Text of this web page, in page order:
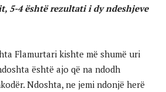
5-4 është rezultati i dy ndeshjeve
Flamurtari kishte më shumë uri
është ajo që na ndodh
Ndoshta, ne jemi ndonjë herë